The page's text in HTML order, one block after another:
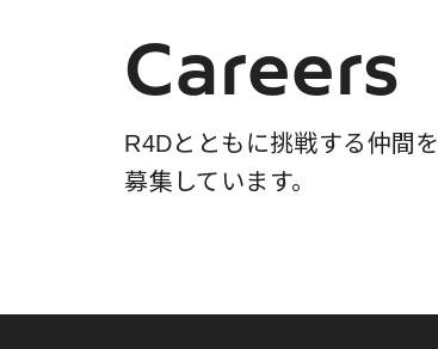
Careers
R4Dとともに挑戦する仲間を
募集しています。